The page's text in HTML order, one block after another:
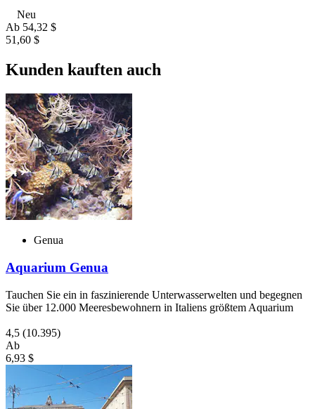
Neu
Ab 54,32 $
51,60 $
Kunden kauften auch
Genua
Aquarium Genua
Tauchen Sie ein in faszinierende Unterwasserwelten und begegnen
Sie über 12.000 Meeresbewohnern in Italiens größtem Aquarium
4,5 (10.395)
Ab
6,93 $